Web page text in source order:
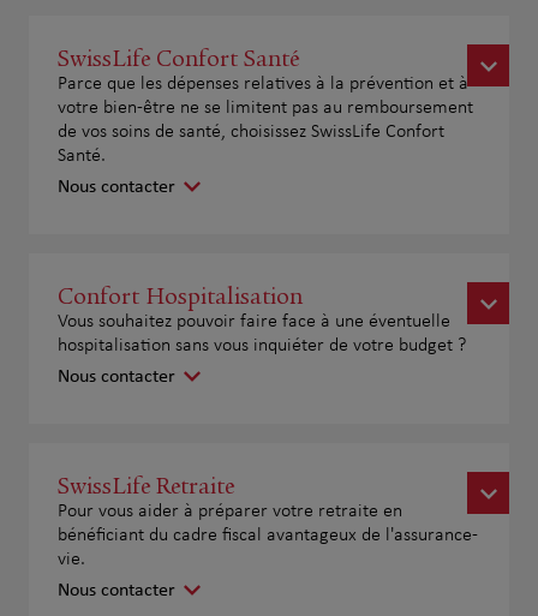
SwissLife Confort Santé
Parce que les dépenses relatives à la prévention et à
votre bien-être ne se limitent pas au remboursement
de vos soins de santé, choisissez SwissLife Confort
Santé.
Nous contacter
Confort Hospitalisation
Vous souhaitez pouvoir faire face à une éventuelle
hospitalisation sans vous inquiéter de votre budget ?
Nous contacter
SwissLife Retraite
Pour vous aider à préparer votre retraite en
bénéficiant du cadre fiscal avantageux de l'assurance-
vie.
Nous contacter